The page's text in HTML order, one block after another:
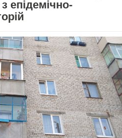
епідемічно-